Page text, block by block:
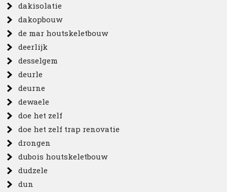
dakisolatie
dakopbouw
de mar houtskeletbouw
deerlijk
desselgem
deurle
deurne
dewaele
doe het zelf
doe het zelf trap renovatie
drongen
dubois houtskeletbouw
dudzele
dun